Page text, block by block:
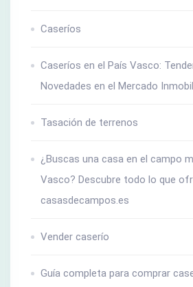
Caseríos
Caseríos en el País Vasco:
Novedades en el Mercado
Tasación de terrenos
¿Buscas una casa en el campo
Vasco? Descubre todo lo que
casasdecampos.es
Vender caserío
Guía completa para comprar